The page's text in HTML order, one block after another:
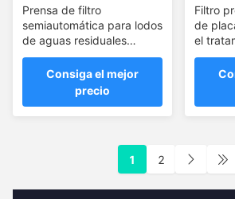
Prensa de filtro
semiautomática para lodos
de aguas residuales
municipales
Consiga el mejor
precio
Filtro
de
el
1 2